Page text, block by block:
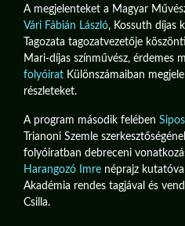
A megjelenteket a Magyar
Vári Fábián László, Kossuth díjas
Tagozata tagozatvezetője
Mari-díjas színművész, érdemes
folyóirat Különszámaiban
részleteket.
A program második felében
Trianoni Szemle
folyóiratban debreceni
Harangozó Imre néprajz
Akadémia rendes tagjával és
Csilla.